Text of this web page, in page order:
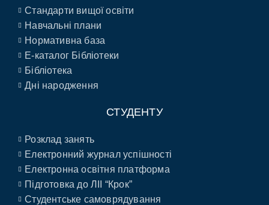
Стандарти вищої освіти
Навчальні плани
Нормативна база
E-каталог Бібліотеки
Бібліотека
Дні народження
СТУДЕНТУ
Розклад занять
Електронний журнал успішності
Електронна освітня платформа
Підготовка до ЛІІ “Крок”
Студентське самоврядування